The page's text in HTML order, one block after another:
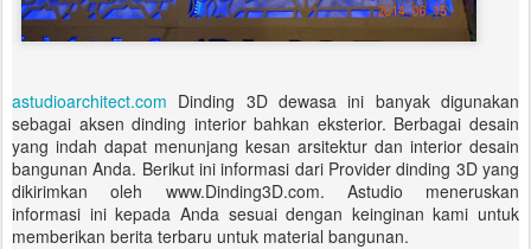
astudioarchitect.com Dinding 3D dewasa ini banyak digunakan
sebagai aksen dinding interior bahkan eksterior. Berbagai desain
yang indah dapat menunjang kesan arsitektur dan interior desain
bangunan Anda. Berikut ini informasi dari Provider dinding 3D yang
dikirimkan oleh www.Dinding3D.com. Astudio meneruskan
informasi ini kepada Anda sesuai dengan keinginan kami untuk
memberikan berita terbaru untuk material bangunan.